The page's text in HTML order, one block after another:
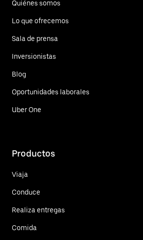
Quiénes somos
Lo que ofrecemos
Sala de prensa
Inversionistas
Blog
Oportunidades laborales
Uber One
Productos
Viaja
Conduce
Realiza entregas
Comida